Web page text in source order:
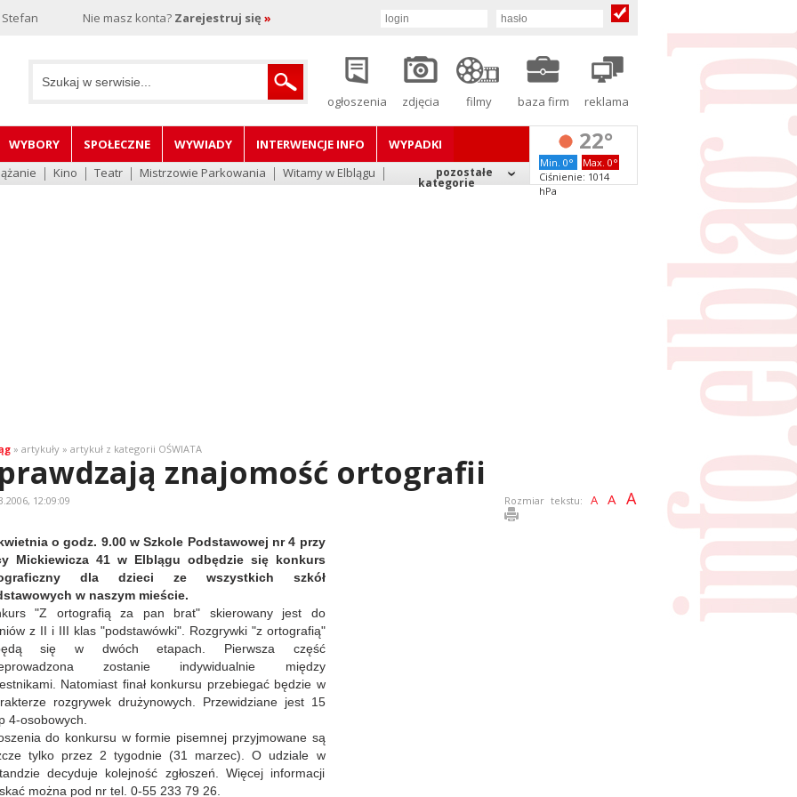
Nie masz konta? Zarejestruj się »
ogłoszenia zdjęcia filmy baza firm reklama
WYBORY SPOŁECZNE WYWIADY INTERWENCJE INFO
WYPADKI
Kino Teatr Mistrzowie Parkowania Witamy w Elblągu pozostałe
kategorie
22°
Min. 0°
Max. 0°
Ciśnienie: 1014
hPa
» artykuły » artykuł z kategorii OŚWIATA
znajomość ortografii
12:09:09 Rozmiar tekstu: A A A
o godz. 9.00 w Szkole Podstawowej nr 4 przy
Mickiewicza 41 w Elblągu odbędzie się konkurs
dla dzieci ze wszystkich szkół
w naszym mieście.
"Z ortografią za pan brat" skierowany jest do
z II i III klas "podstawówki". Rozgrywki "z ortografią"
się w dwóch etapach. Pierwsza część
zostanie indywidualnie między
Natomiast finał konkursu przebiegać będzie w
rozgrywek drużynowych. Przewidziane jest 15
4-osobowych.
do konkursu w formie pisemnej przyjmowane są
tylko przez 2 tygodnie (31 marzec). O udziale w
decyduje kolejność zgłoszeń. Więcej informacji
można pod nr tel. 0-55 233 79 26.